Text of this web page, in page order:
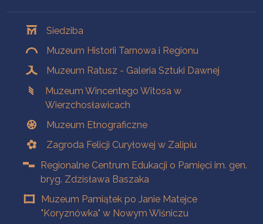
Siedziba
Muzeum Historii Tarnowa i Regionu
Muzeum Ratusz - Galeria Sztuki Dawnej
Muzeum Wincentego Witosa w
Wierzchosławicach
Muzeum Etnograficzne
Zagroda Felicji Curyłowej w Zalipiu
Regionalne Centrum Edukacji o Pamięci im. gen.
bryg. Zdzisława Baszaka
Muzeum Pamiątek po Janie Matejce
"Koryznówka" w Nowym Wiśniczu